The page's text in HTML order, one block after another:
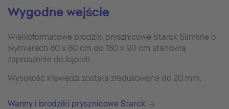
Wygodne wejście
Wielkoformatowe brodziki prysznicowe Starck Slimline o
wymiarach 80 x 80 cm do 180 x 90 cm stanowią
zaproszenie do kąpieli.
Wysokość krawędzi została zredukowana do 20 mm.
Wanny i brodziki prysznicowe Starck